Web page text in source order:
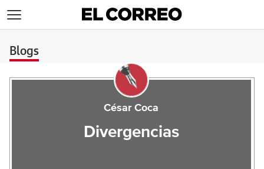
Blogs
César Coca
Divergencias